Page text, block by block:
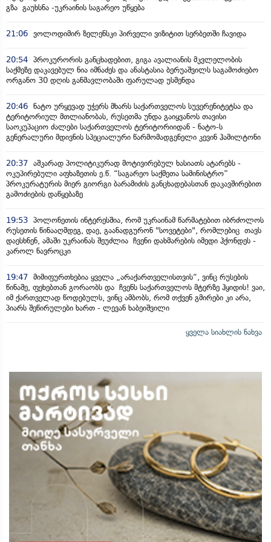
გზა გაუხსნა -უკრაინის საგარეო უწყება
21:06 ვოლოდიმირ ზელენსკი პირველი ვიზიტით სერბეთში ჩავიდა
20:54 პროკურორის განცხადებით, გიგა ავალიანის მკვლელობის
საქმეზე დაკავებულ ნია იმნაძეს და ანასტასია ბერუაშვილს საგამოძიებო
ორგანო 30 დღის განმავლობაში ფარულად უსმენდა
20:46 ნატო ურყევად უჭერს მხარს საქართველოს სუვერენიტეტსა და
ტერიტორიულ მთლიანობას, რუსეთმა უნდა გაიყვანოს თავისი
საოკუპაციო ძალები საქართველოს ტერიტორიიდან - ნატო-ს
გენერალური მდივნის სპეციალური წარმომადგენელი კევინ ჰამილტონი
20:37 აშკარად პოლიტიკურად მოტივირებულ ხასიათს ატარებს -
ოკუპირებული აფხაზეთის ე.წ. “საგარეო საქმეთა სამინისტრო”
პროკურატურის მიერ გიორგი ბარამიძის განცხადებასთან დაკავშირებით
გამოძიების დაწყებაზე
19:53 პოლონეთის ინტერესშია, რომ უკრაინამ წარმატებით იბრძოლოს
რუსეთის წინააღმდეგ, დაე, გაანადგურონ "სოვეტები", რომლებიც თავს
დაესხნენ, ამაში უკრაინას შეუძლია ჩვენი დახმარების იმედი ჰქონდეს -
კაროლ ნავროცკი
19:47 მიმიფურთხებია ყველა „არაქართველისთვის“, ვინც რუსების
წინაშე, ფეხებთან გორაობს და ჩვენს საქართველოს მტერზე ჰყიდის! ვაი,
იმ ქართველად წოდებულს, ვინც ამბობს, რომ თქვენ გმირები კი არა,
პიარს შეწირულები ხართ - ლევან ხაბეიშვილი
ყველა სიახლის ნახვა